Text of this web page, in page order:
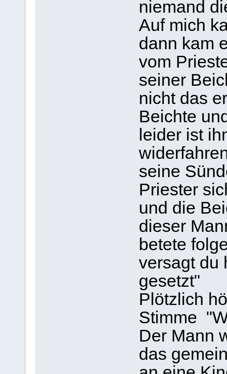
niemand
Auf mich
dann kam
vom
seiner
nicht das
Beichte
leider ist
seine
Priester
und die
dieser
betete
versagt du
gesetzt"
Plötzlich
Stimme
Der Mann
das